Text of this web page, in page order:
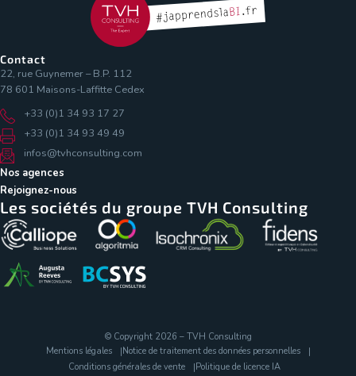
Contact
22, rue Guynemer – B.P. 112
78 601 Maisons-Laffitte Cedex
+33 (0)1 34 93 17 27
+33 (0)1 34 93 49 49
infos@tvhconsulting.com
Nos agences
Rejoignez-nous
Les sociétés du groupe TVH Consulting
© Copyright 2026 – TVH Consulting
Mentions légales
Notice de traitement des données personnelles
Conditions générales de vente
Politique de licence IA